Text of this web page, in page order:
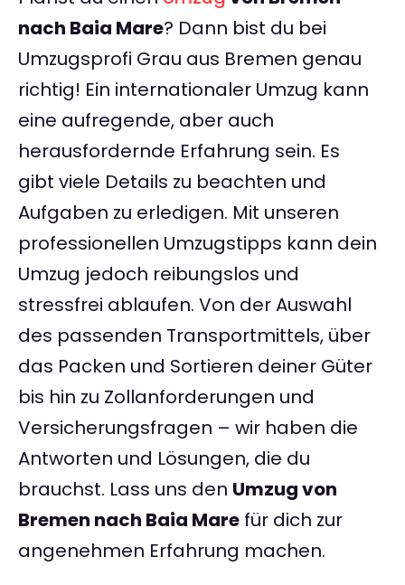
nach Baia Mare? Dann bist du bei
Umzugsprofi Grau aus Bremen genau
richtig! Ein internationaler Umzug kann
eine aufregende, aber auch
herausfordernde Erfahrung sein. Es
gibt viele Details zu beachten und
Aufgaben zu erledigen. Mit unseren
professionellen Umzugstipps kann dein
Umzug jedoch reibungslos und
stressfrei ablaufen. Von der Auswahl
des passenden Transportmittels, über
das Packen und Sortieren deiner Güter
bis hin zu Zollanforderungen und
Versicherungsfragen – wir haben die
Antworten und Lösungen, die du
brauchst. Lass uns den Umzug von
Bremen nach Baia Mare für dich zur
angenehmen Erfahrung machen.